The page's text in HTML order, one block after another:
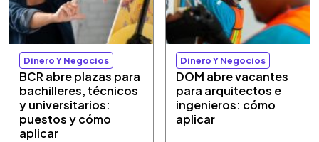
Dinero Y Negocios
BCR abre plazas para
bachilleres, técnicos
y universitarios:
puestos y cómo
aplicar
Dinero Y Negocios
DOM abre vacantes
para arquitectos e
ingenieros: cómo
aplicar